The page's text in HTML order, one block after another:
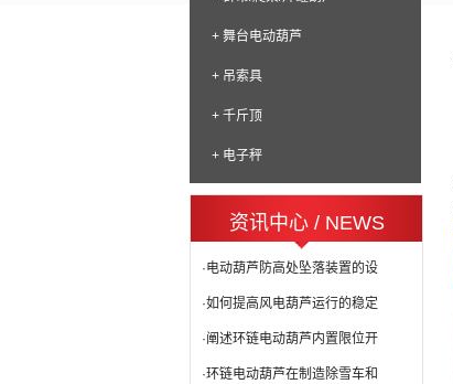
+ 舞台电动葫芦
+ 吊索具
+ 千斤顶
+ 电子秤
资讯中心 / NEWS
·电动葫芦防高处坠落装置的设
·如何提高风电葫芦运行的稳定
·阐述环链电动葫芦内置限位开
·环链电动葫芦在制造除雪车和